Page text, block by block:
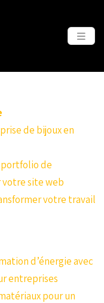
de bijoux en
portfolio de
votre site web
votre travail
d’énergie avec
entreprises
pour un